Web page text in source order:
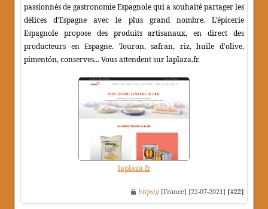
passionnés de gastronomie Espagnole qui a souhaité partager les
délices d'Espagne avec le plus grand nombre. L'épicerie
Espagnole propose des produits artisanaux, en direct des
producteurs en Espagne. Touron, safran, riz, huile d'olive,
pimentón, conserves... Vous attendent sur laplaza.fr.
laplaza.fr
https:// [France] [22-07-2021] [#22]